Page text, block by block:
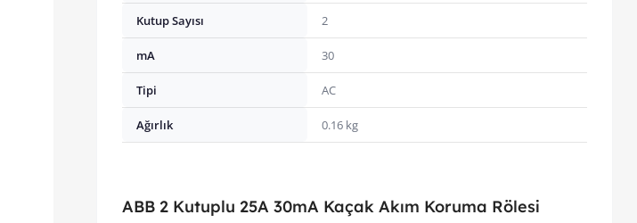
Kutup Sayısı 2
mA 30
Tipi AC
Ağırlık 0.16 kg
ABB 2 Kutuplu 25A 30mA Kaçak Akım Koruma Rölesi